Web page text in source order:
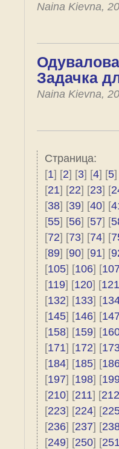
Naina Kievna,
Задачка
Naina Kievna,
Страница:
[1] [2] [3] [4] [5]
[21] [22] [23] [
[38] [39] [40] [
[55] [56] [57] [
[72] [73] [74] [
[89] [90] [91] [
[105] [106] [
[119] [120] [121
[132] [133] [
[145] [146] [
[158] [159] [
[171] [172] [
[184] [185] [
[197] [198] [
[210] [211] [212
[223] [224] [
[236] [237] [
[249] [250] [